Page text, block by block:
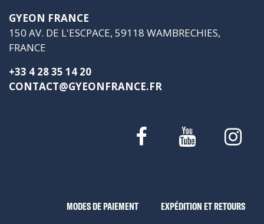
GYEON FRANCE
150 AV. DE L'ESCPACE, 59118 WAMBRECHIES,
FRANCE
+33 4 28 35 14 20
CONTACT@GYEONFRANCE.FR
MODES DE PAIEMENT EXPÉDITION ET RETOURS